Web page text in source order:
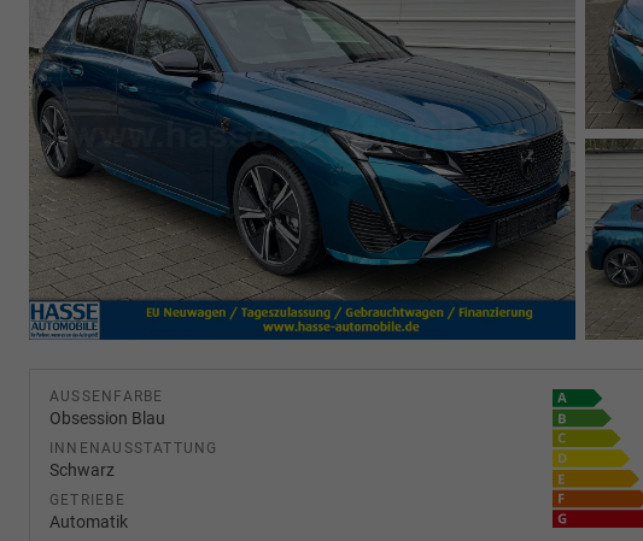
AUSSENFARBE
Obsession Blau
INNENAUSSTATTUNG
Schwarz
GETRIEBE
Automatik